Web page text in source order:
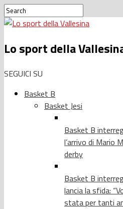
Lo sport della
SEGUICI SU
Basket B
Basket Jesi
Basket B
l’arrivo di Mario
derby
Basket B
lancia la sfida:
stata per tanti